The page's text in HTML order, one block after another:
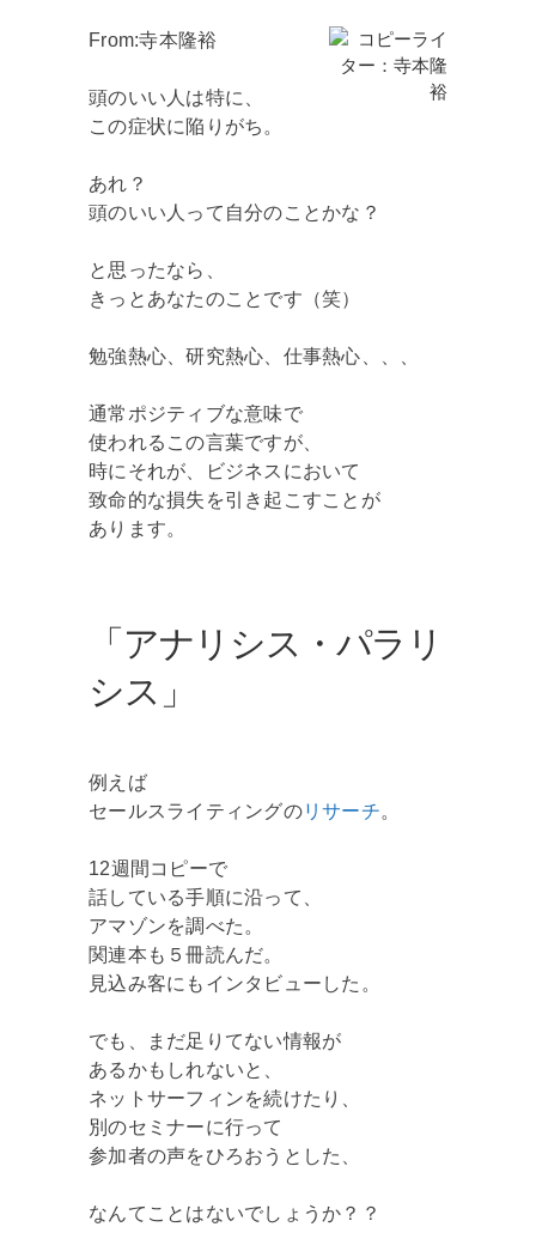
From:寺本隆裕
頭のいい人は特に、
この症状に陥りがち。
あれ？
頭のいい人って自分のことかな？
と思ったなら、
きっとあなたのことです（笑）
勉強熱心、研究熱心、仕事熱心、、、
通常ポジティブな意味で
使われるこの言葉ですが、
時にそれが、ビジネスにおいて
致命的な損失を引き起こすことが
あります。
「アナリシス・パラリ
シス」
例えば
セールスライティングのリサーチ。
12週間コピーで
話している手順に沿って、
アマゾンを調べた。
関連本も５冊読んだ。
見込み客にもインタビューした。
でも、まだ足りてない情報が
あるかもしれないと、
ネットサーフィンを続けたり、
別のセミナーに行って
参加者の声をひろおうとした、
なんてことはないでしょうか？？